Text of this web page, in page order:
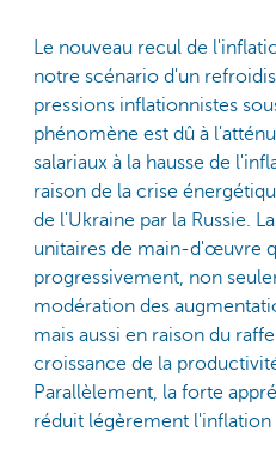
Le nouveau recul de
notre scénario d'un
pressions inflationnistes
phénomène est dû à
salariaux à la hausse de
raison de la crise
de l'Ukraine par la Russie.
unitaires de main-d'œuvre
progressivement, non
modération des
mais aussi en raison du
croissance de la
Parallèlement, la forte
réduit légèrement